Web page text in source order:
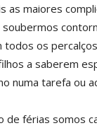
as maiores
os
a saberem
numa tarefa ou
de férias somos